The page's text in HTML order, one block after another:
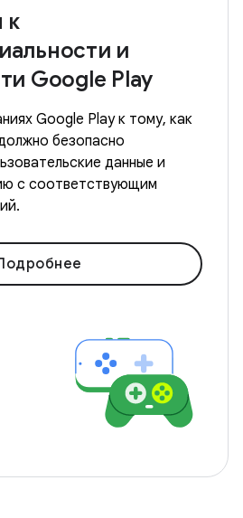
к
и
Google Play
Google Play к тому, как
безопасно
данные и
с соответствующим